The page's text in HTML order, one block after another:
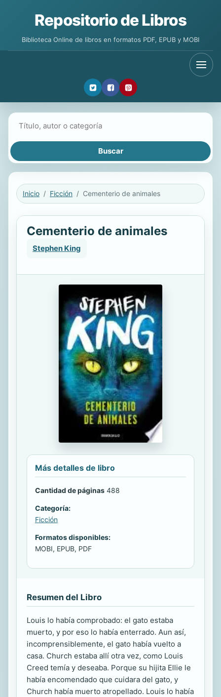
Repositorio de Libros
Biblioteca Online de libros en formatos PDF, EPUB y MOBI
Inicio Ficción Cementerio de animales
Cementerio de animales
Stephen King
Más detalles de libro
Cantidad de páginas 488
Categoría:
Ficción
Formatos disponibles:
MOBI, EPUB, PDF
Resumen del Libro
Louis lo había comprobado: el gato estaba
muerto, y por eso lo había enterrado. Aun así,
incomprensiblemente, el gato había vuelto a
casa. Church estaba allí otra vez, como Louis
Creed temía y deseaba. Porque su hijita Ellie le
había encomendado que cuidara del gato, y
Church había muerto atropellado. Louis lo había